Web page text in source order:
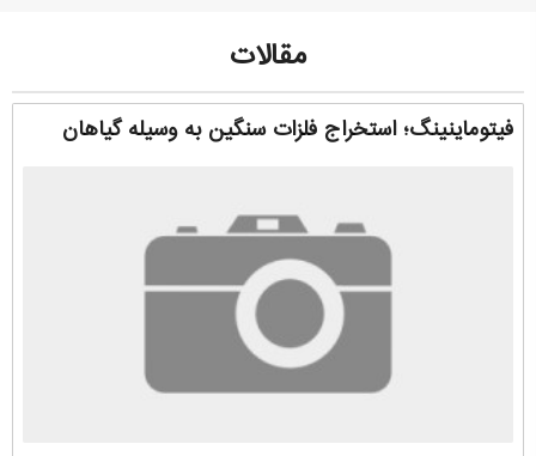
مقالات
فیتوماینینگ؛ استخراج فلزات سنگین به وسیله گیاهان